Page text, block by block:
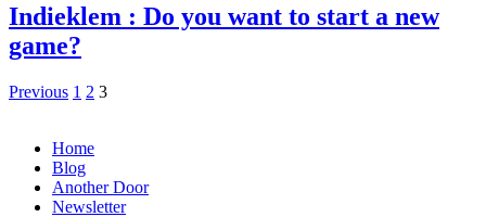
Indieklem : Do you want to start a new
game?
Previous 1 2 3
Home
Blog
Another Door
Newsletter